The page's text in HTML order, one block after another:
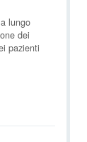
lungo
dei
pazienti